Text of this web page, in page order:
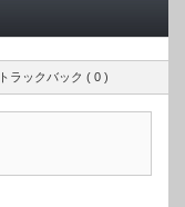
トラックバック ( 0 )